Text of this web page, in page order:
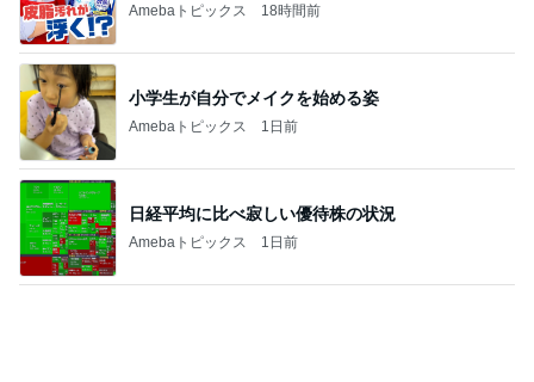
Amebaトピックス 9時間前